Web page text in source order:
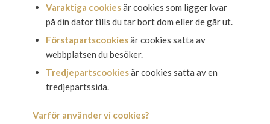
Varaktiga cookiesär cookies som ligger kvar
på din dator tills du tar bort dom eller de går ut.
Förstapartscookiesär cookies satta av
webbplatsen du besöker.
Tredjepartscookiesär cookies satta av en
tredjepartssida.
Varför använder vi cookies?